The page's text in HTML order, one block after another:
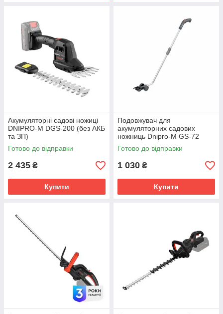
Акумуляторні садові ножиці
DNIPRO-M DGS-200 (без АКБ
та ЗП)
Готово до відправки
2 435 ₴
Купити
Подовжувач для
акумуляторних садових
ножниць Dnipro-M GS-72
Готово до відправки
1 030 ₴
Купити